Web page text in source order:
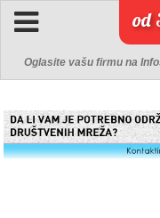
od
Oglasite vašu firmu na